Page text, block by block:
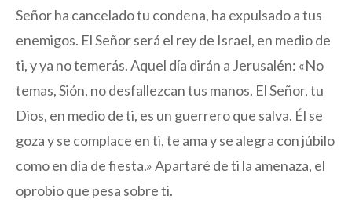
Señor ha cancelado tu condena, ha expulsado a tus
enemigos. El Señor será el rey de Israel, en medio de
ti, y ya no temerás. Aquel día dirán a Jerusalén: «No
temas, Sión, no desfallezcan tus manos. El Señor, tu
Dios, en medio de ti, es un guerrero que salva. Él se
goza y se complace en ti, te ama y se alegra con júbilo
como en día de fiesta.» Apartaré de ti la amenaza, el
oprobio que pesa sobre ti.